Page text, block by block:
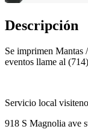
Descripción
Se imprimen Mantas
eventos llame al
Servicio local
918 S Magnolia ave